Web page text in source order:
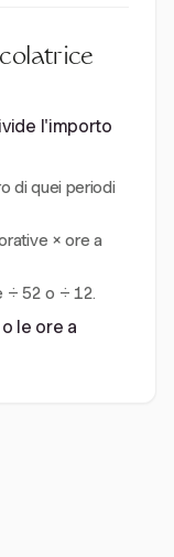
l'importo
di quei periodi
× ore a
÷ 52 o ÷ 12.
le ore a